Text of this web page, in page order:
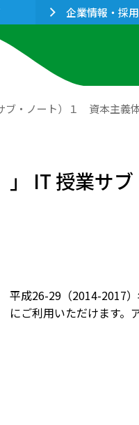
企業情報・採
ブ・ノート）１ 資本主義
」 IT 授業
平成26-29（2014-2017
にご利用いただけます。